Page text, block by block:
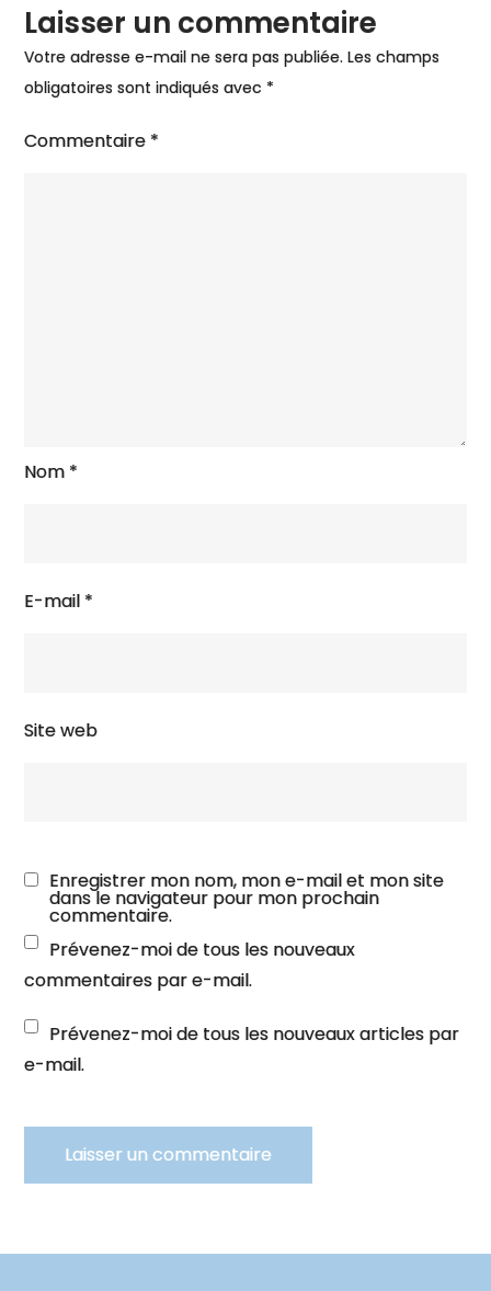
Laisser un commentaire
Votre adresse e-mail ne sera pas publiée. Les champs
obligatoires sont indiqués avec *
Commentaire *
Nom *
E-mail *
Site web
Enregistrer mon nom, mon e-mail et mon site
dans le navigateur pour mon prochain
commentaire.
Prévenez-moi de tous les nouveaux
commentaires par e-mail.
Prévenez-moi de tous les nouveaux articles par
e-mail.